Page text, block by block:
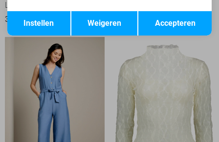
LolaLiza Top
39,99
39,99
Terug Opslaan
Accepteren
Weigeren
Instellen